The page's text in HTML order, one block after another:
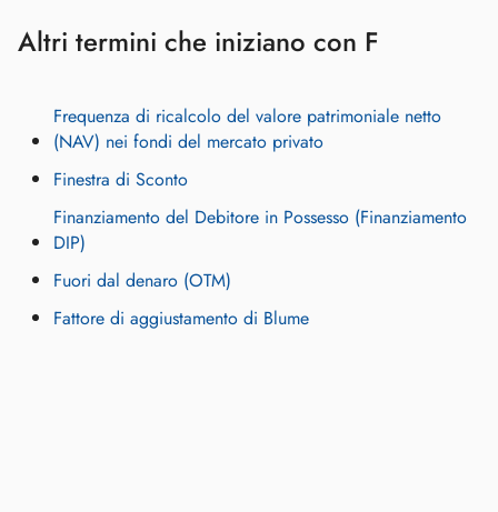
Altri termini che iniziano con F
Frequenza di ricalcolo del valore patrimoniale netto
(NAV) nei fondi del mercato privato
Finestra di Sconto
Finanziamento del Debitore in Possesso (Finanziamento
DIP)
Fuori dal denaro (OTM)
Fattore di aggiustamento di Blume